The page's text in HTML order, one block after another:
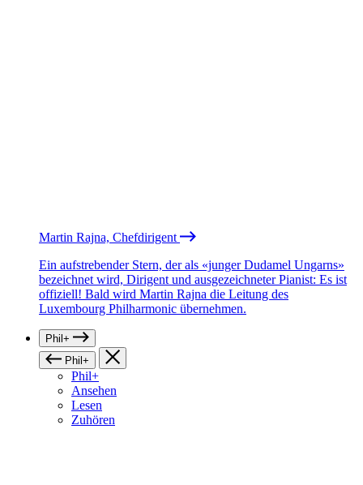
Martin Rajna, Chefdirigent
Ein aufstrebender Stern, der als «junger Dudamel Ungarns»
bezeichnet wird, Dirigent und ausgezeichneter Pianist: Es ist
offiziell! Bald wird Martin Rajna die Leitung des
Luxembourg Philharmonic übernehmen.
Phil+
Phil+
Phil+
Ansehen
Lesen
Zuhören